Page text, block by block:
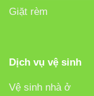
Giặt rèm
Dịch vụ vệ sinh
Vệ sinh nhà ở